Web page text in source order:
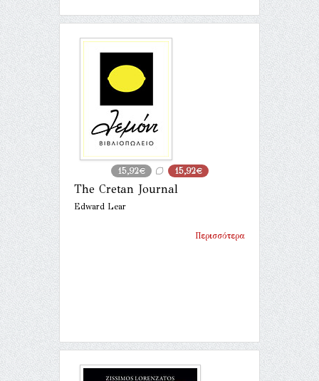
15,92€ 15,92€
The Cretan Journal
Edward Lear
Περισσότερα